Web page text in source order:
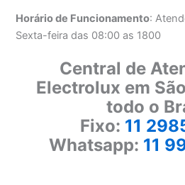
Horário de Funcionamento:
Sexta-feira das 08:00 as 1800
Central de
Electrolux em
todo o
Fixo: 11
Whatsapp: 11